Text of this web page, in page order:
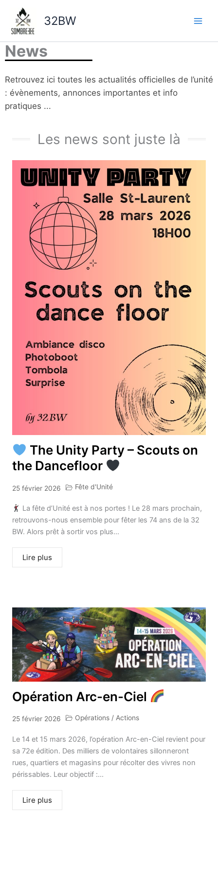
contenu
32BW
News
Retrouvez ici toutes les actualités officielles de l’unité
: évènements, annonces importantes et info
pratiques ...
Les news sont juste là
The Unity Party – Scouts on
the Dancefloor
25 février 2026 Fête d'Unité
La fête d’Unité est à nos portes ! Le 28 mars prochain,
retrouvons-nous ensemble pour fêter les 74 ans de la 32
BW. Alors prêt à sortir vos plus...
Lire plus
Opération Arc-en-Ciel
25 février 2026 Opérations / Actions
Le 14 et 15 mars 2026, l’opération Arc-en-Ciel revient pour
sa 72e édition. Des milliers de volontaires sillonneront
rues, quartiers et magasins pour récolter des vivres non
périssables. Leur objectif :...
Lire plus